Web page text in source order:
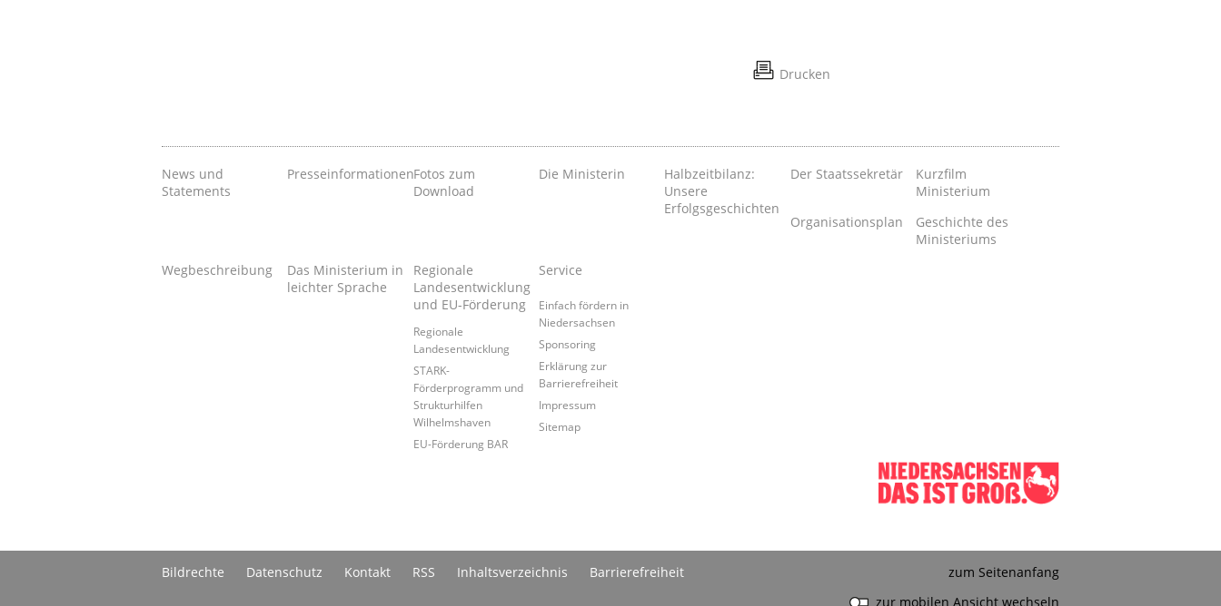
Drucken
News und
Statements
PresseinformationenFotos zum
Download
Die Ministerin
Halbzeitbilanz:
Unsere
Erfolgsgeschichten
Der Staatssekretär
Kurzfilm
Ministerium
Organisationsplan
Geschichte des
Ministeriums
Wegbeschreibung
Das Ministerium in
leichter Sprache
Regionale
Landesentwicklung
und EU-Förderung
Regionale
Landesentwicklung
STARK-
Förderprogramm und
Strukturhilfen
Wilhelmshaven
EU-Förderung BAR
Service
Einfach fördern in
Niedersachsen
Sponsoring
Erklärung zur
Barrierefreiheit
Impressum
Sitemap
Bildrechte Datenschutz Kontakt RSS Inhaltsverzeichnis Barrierefreiheit
zum Seitenanfang
zur mobilen Ansicht wechseln